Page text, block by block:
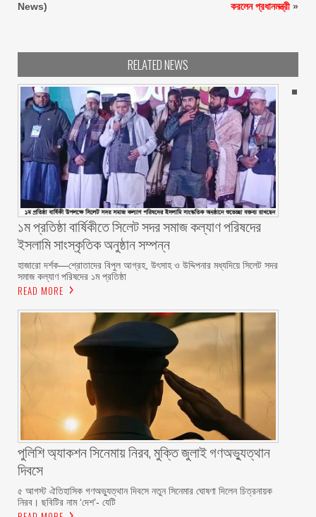
News)
করলেন প্রধানমন্ত্রী »
RELATED NEWS
১ম প্রতিষ্ঠা বার্ষিকীতে সিলেট সদর সমাজ কল্যাণ পরিষদের
ইসলামি সাংস্কৃতিক অনুষ্ঠান সম্পন্ন
‎হাজারো দর্শক—শ্রোতাদের বিপুল আগ্রহ, উৎসাহ ও উদ্দিপনার মধ্যদিয়ে সিলেট সদর
সমাজ কল্যাণ পরিষদের ১ম প্রতিষ্ঠা
READ MORE
পুলিশি অ্যাকশন সিনেমায় নিরব, মুক্তি জুলাই গণঅভ্যুত্থান
দিবসে
৫ আগস্ট ঐতিহাসিক গণঅভ্যুত্থান দিবসে নতুন সিনেমার ঘোষণা দিলেন চিত্রনায়ক
নিরব। ছবিটির নাম ‘দেশ’- যেটি